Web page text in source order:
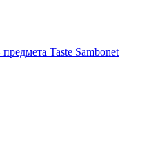
Taste Sambonet